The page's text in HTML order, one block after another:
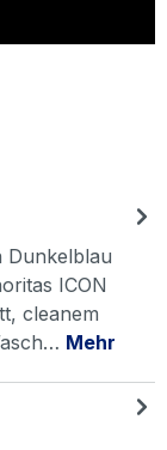
Dunkelblau
ICON
cleanem
Mehr